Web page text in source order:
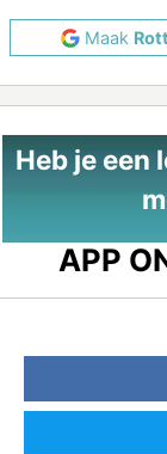
Maak
Heb je een
APP